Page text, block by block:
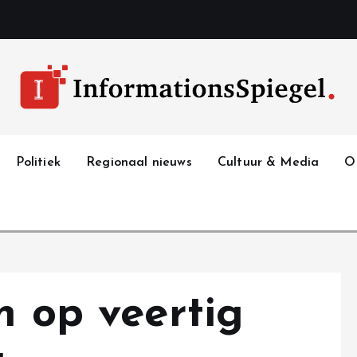
Politiek Regionaal nieuws Cultuur & Media
op veertig